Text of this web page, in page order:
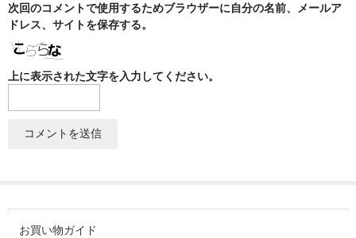
花びらシリーズ
染錦葡萄シリーズ
蔦小花シリーズ
MAGNIFIER
次回のコメントで使用するためブラウザーに自分の名前、メールア
ドレス、サイトを保存する。
上に表示された文字を入力してください。
お買い物ガイド